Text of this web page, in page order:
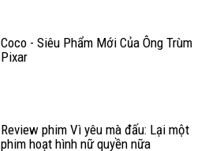
Coco - Siêu Phẩm Mới Của Ông Trùm
Pixar
Review phim Vì yêu mà đấu: Lại một
phim hoạt hình nữ quyền nữa